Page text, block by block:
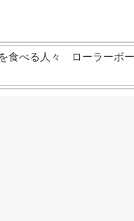
食べる人々 ローラーボ